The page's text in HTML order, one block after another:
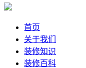
首页
关于我们
装修知识
装修百科